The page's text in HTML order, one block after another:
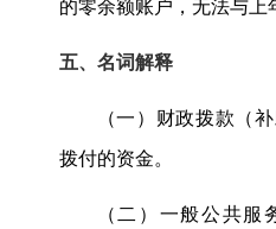
的零余额账户，无法与上
五、名词解释
（一）财政拨款（
拨付的资金。
（二）一般公共服